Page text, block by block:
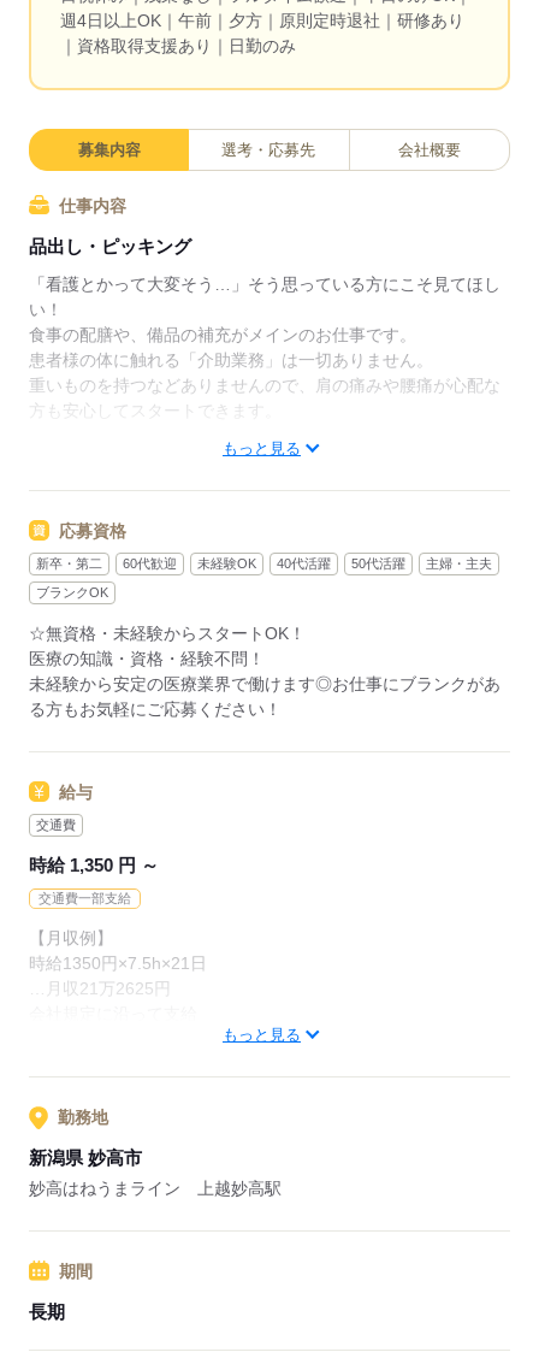
週4日以上OK｜午前｜夕方｜原則定時退社｜研修あり
｜資格取得支援あり｜日勤のみ
募集内容 選考・応募先 会社概要
仕事内容
品出し・ピッキング
「看護とかって大変そう…」そう思っている方にこそ見てほし
い！
食事の配膳や、備品の補充がメインのお仕事です。
患者様の体に触れる「介助業務」は一切ありません。
重いものを持つなどありませんので、肩の痛みや腰痛が心配な
方も安心してスタートできます。
【勤務時間】8：30～17：00（実働7.5h／休憩1h）
【応募条件】無資格・未経験歓迎
【ポイント】介助業務はありません
応募する
もっと見る
応募資格
新卒・第二 60代歓迎 未経験OK 40代活躍 50代活躍
主婦・主夫
ブランクOK
☆無資格・未経験からスタートOK！
医療の知識・資格・経験不問！
未経験から安定の医療業界で働けます◎お仕事にブランクがあ
る方もお気軽にご応募ください！
給与
交通費
時給 1,350 円 ～
交通費一部支給
【月収例】
時給1350円×7.5h×21日
…月収21万2625円
もっと見る
勤務地
新潟県 妙高市
妙高はねうまライン 上越妙高駅
期間
長期